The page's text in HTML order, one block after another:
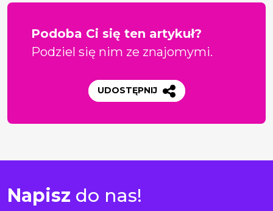
Podoba Ci się ten artykuł?
Podziel się nim ze znajomymi.
UDOSTĘPNIJ
Napisz do nas!